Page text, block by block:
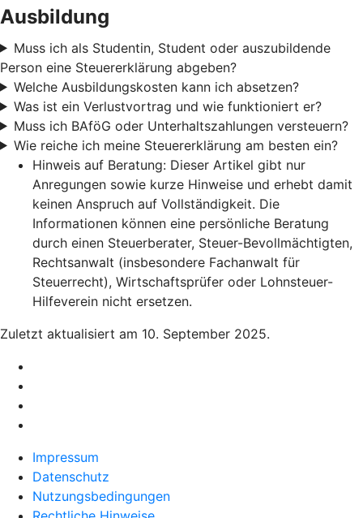
Ausbildung
Muss ich als Studentin, Student oder auszubildende
Person eine Steuererklärung abgeben?
Welche Ausbildungskosten kann ich absetzen?
Was ist ein Verlustvortrag und wie funktioniert er?
Muss ich BAföG oder Unterhaltszahlungen versteuern?
Wie reiche ich meine Steuererklärung am besten ein?
Hinweis auf Beratung: Dieser Artikel gibt nur
Anregungen sowie kurze Hinweise und erhebt damit
keinen Anspruch auf Vollständigkeit. Die
Informationen können eine persönliche Beratung
durch einen Steuerberater, Steuer-Bevollmächtigten,
Rechtsanwalt (insbesondere Fachanwalt für
Steuerrecht), Wirtschaftsprüfer oder Lohnsteuer-
Hilfeverein nicht ersetzen.
Zuletzt aktualisiert am 10. September 2025.
Impressum
Datenschutz
Nutzungsbedingungen